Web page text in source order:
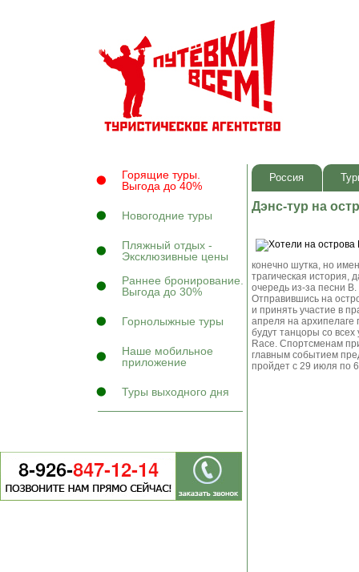
Горящие туры.
Выгода до 40%
Новогодние туры
Пляжный отдых -
Эксклюзивные цены
Раннее бронирование.
Выгода до 30%
Горнолыжные туры
Наше мобильное
приложение
Туры выходного дня
Россия
Дэнс-тур на
конечно шутка, но
трагическая история,
очередь из-за песни
Отправившись на
и принять участие в
апреля на архипелаге
будут танцоры со
Race. Спортсменам
главным событием
пройдет с 29 июля по 6